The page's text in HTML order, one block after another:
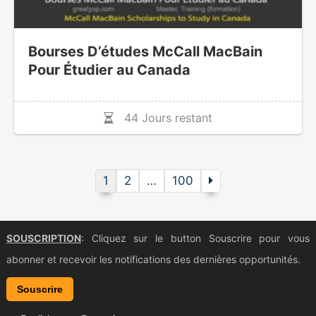
Bourses D’études McCall MacBain
Pour Étudier au Canada
44 Jours restant
1 2 … 100
SOUSCRIPTION: Cliquez sur le button Souscrire pour vous
abonner et recevoir les notifications des dernières opportunités.
Souscrire